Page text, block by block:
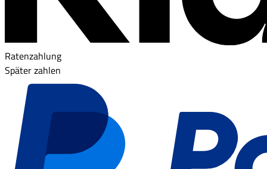
Ratenzahlung
Später zahlen